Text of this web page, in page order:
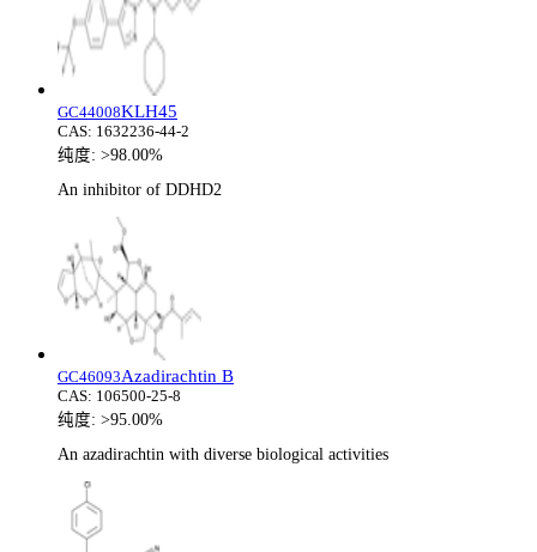
GC44008KLH45
CAS: 1632236-44-2
纯度: >98.00%
An inhibitor of DDHD2
GC46093Azadirachtin B
CAS: 106500-25-8
纯度: >95.00%
An azadirachtin with diverse biological activities